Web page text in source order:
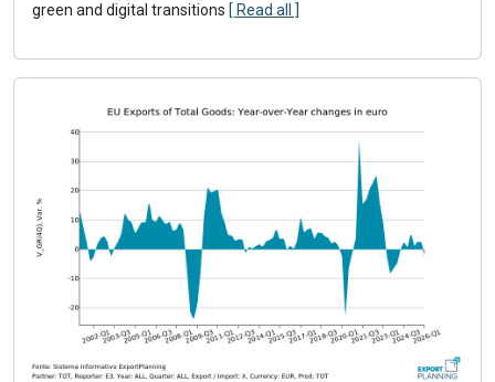
green and digital transitions [ Read all ]